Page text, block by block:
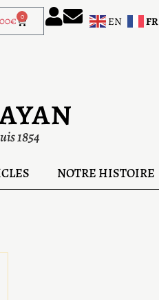
€ 0 EN FR
1854
NOTRE HISTOIRE